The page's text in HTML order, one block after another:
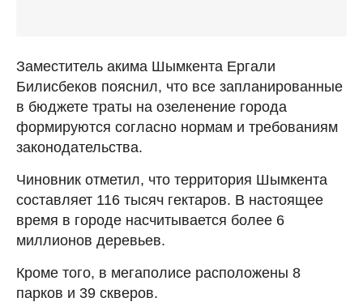
Заместитель акима Шымкента Ергали
Билисбеков пояснил, что все запланированные
в бюджете траты на озеленение города
формируются согласно нормам и требованиям
законодательства.
Чиновник отметил, что территория Шымкента
составляет 116 тысяч гектаров. В настоящее
время в городе насчитывается более 6
миллионов деревьев.
Кроме того, в мегаполисе расположены 8
парков и 39 скверов.